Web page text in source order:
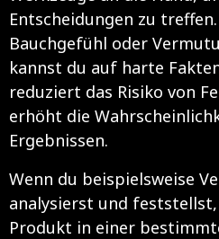
Entscheidungen zu
Bauchgefühl oder
kannst du auf harte
reduziert das Risiko von
erhöht die
Ergebnissen.
Wenn du beispielsweise
analysierst und
Produkt in einer